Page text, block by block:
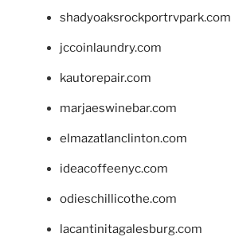
shadyoaksrockportrvpark.com
jccoinlaundry.com
kautorepair.com
marjaeswinebar.com
elmazatlanclinton.com
ideacoffeenyc.com
odieschillicothe.com
lacantinitagalesburg.com